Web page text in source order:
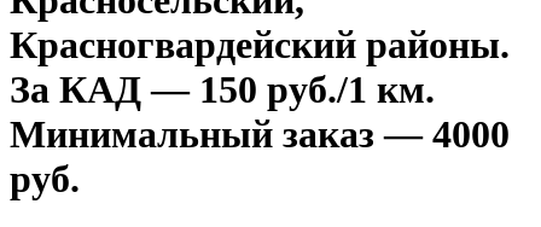
Красногвардейский районы.
За КАД — 150 руб./1 км.
Минимальный заказ — 4000
руб.